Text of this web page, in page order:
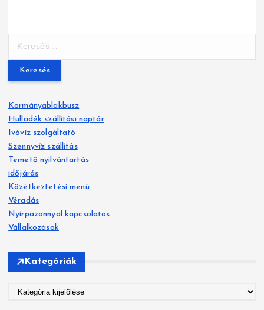
y
z
s
n
a
v
i
g
á
e
é
s
:
Kormányablakbusz
Hulladék szállítási naptár
Ivóvíz szolgáltató
Szennyvíz szállítás
Temető nyilvántartás
időjárás
Közétkeztetési menü
Véradás
Nyírpazonnyal kapcsolatos
Vállalkozások
Kategóriák